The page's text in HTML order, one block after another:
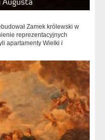
Zamek królewski w
reprezentacyjnych
apartamenty Wielki i